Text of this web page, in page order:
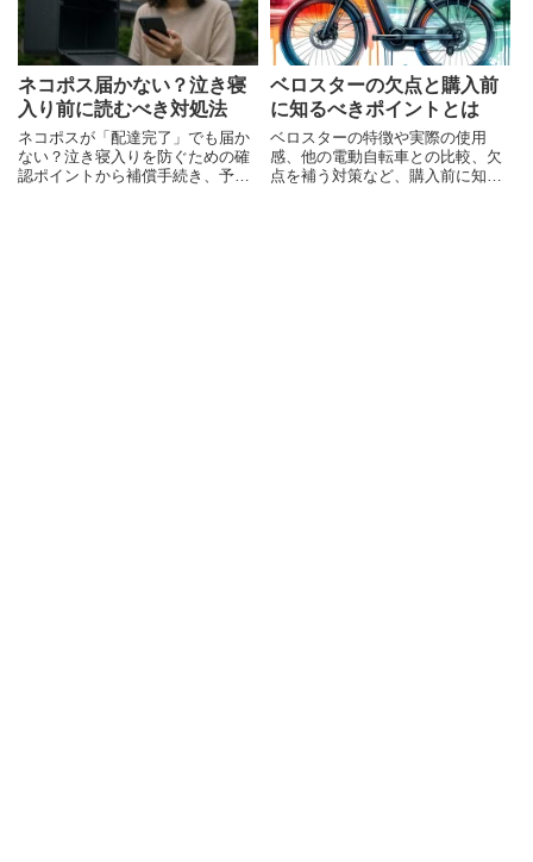
さい。
ネコポス届かない？泣き寝
入り前に読むべき対処法
ネコポスが「配達完了」でも届か
ない？泣き寝入りを防ぐための確
認ポイントから補償手続き、予防
ベロスターの欠点と購入前
に知るべきポイントとは
ベロスターの特徴や実際の使用
感、他の電動自転車との比較、欠
点を補う対策など、購入前に知っ